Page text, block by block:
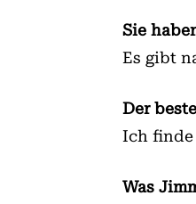
Sie
Es gibt
Der
Ich finde
Was